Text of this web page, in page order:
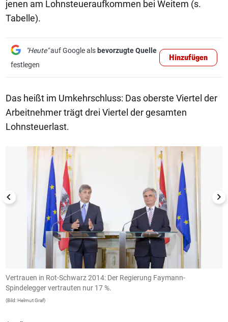
jenen am Lohnsteueraufkommen bei Weitem (s.
Tabelle).
"Heute"auf Google als bevorzugte Quelle
festlegen
Hinzufügen
Das heißt im Umkehrschluss: Das oberste Viertel der
Arbeitnehmer trägt drei Viertel der gesamten
Lohnsteuerlast.
1/3
Vertrauen in Rot-Schwarz 2014: Der Regierung Faymann-
Spindelegger vertrauten nur 17 %.
(Bild: Helmut Graf)